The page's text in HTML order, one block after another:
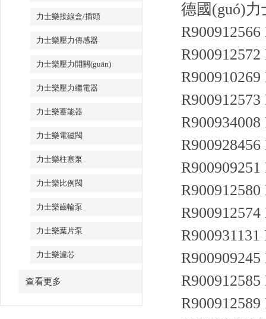
力士樂接線盒/插頭
力士樂壓力傳感器
力士樂壓力開關(guān)
力士樂壓力繼電器
力士樂蓄能器
力士樂電磁閥
力士樂柱塞泵
力士樂比例閥
力士樂齒輪泵
力士樂葉片泵
力士樂濾芯
查看更多
德國(guó)